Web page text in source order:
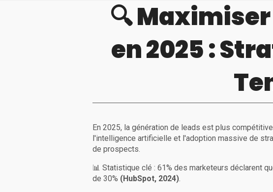
🔍
en 2025 :
En 2025, la génération de leads est plus
l'intelligence artificielle et l'adoption massive de
de prospects.
📊 Statistique clé : 61% des marketeurs déclarent
de 30% (HubSpot, 2024).